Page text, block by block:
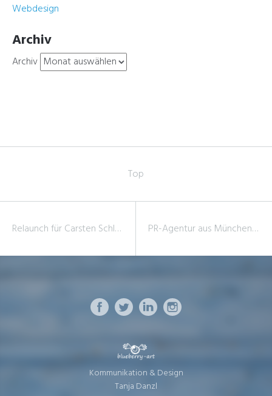
Webdesign
Archiv
Archiv
Relaunch für Carsten Schleuß
Top
PR-Agentur aus München im Web
Kommunikation & Design
Tanja Danzl